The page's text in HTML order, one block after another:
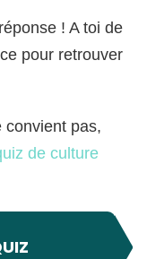
! A toi de
pour retrouver
convient pas,
de culture